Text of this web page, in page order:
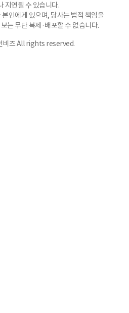
지연될 수 있습니다.
인에게 있으며, 당사는 법적 책임을
는 무단 복제·배포할 수 없습니다.
즈 All rights reserved.